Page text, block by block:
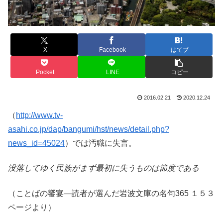
X Facebook はてブ
Pocket LINE コピー
2016.02.21 2020.12.24
（ http://www.tv-
asahi.co.jp/dap/bangumi/hst/news/detail.php?
news_id=45024）では汚職に失言。
没落してゆく民族がまず最初に失うものは節度である
（ことばの饗宴―読者が選んだ岩波文庫の名句365 １５３
ページより）